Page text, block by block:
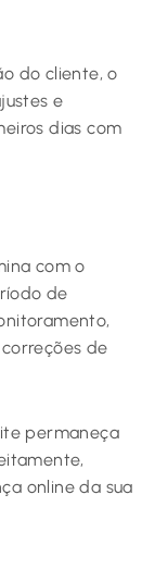
do cliente, o
e
dias com
com o
de
de
permaneça
online da sua